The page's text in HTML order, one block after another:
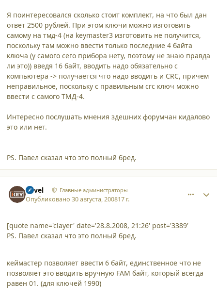
Я поинтересовался сколько стоит комплект, на что был дан
ответ 2500 рублей. При этом ключи можно изготовить
самому на тмд-4 (на keymaster3 изготовить не получится,
поскольку там можно ввести только последние 4 байта
ключа (у самого сего прибора нету, поэтому не знаю правда
ли это)) введя 16 байт, вводить надо обязательно с
компьютера -> получается что надо вводить и CRC, причем
неправильное, поскольку с правильным crc ключ можно
ввести с самого ТМД-4.
Интересно послушать мнения здешних форумчан кидалово
это или нет.
PS. Павел сказал что это полный бред.
Pavel Главные администраторы
Опубликовано30 августа, 200817 г.
[quote name='clayer' date='28.8.2008, 21:26' post='3389'
PS. Павел сказал что это полный бред.
кеймастер позволяет ввести 6 байт, единственное что не
позволяет это вводить вручную FAM байт, который всегда
равен 01. (для ключей 1990)